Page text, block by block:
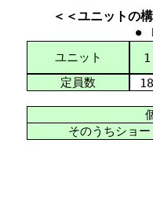
＜＜ユニットの構
●
ユニット 1
定員数
18
そのうちショ